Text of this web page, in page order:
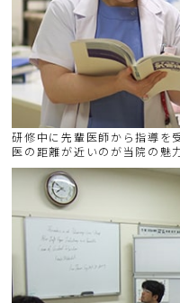
研修中に先輩医師から指導を
医の距離が近いのが当院の魅